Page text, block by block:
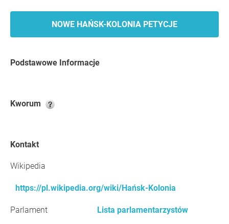
NOWE HAŃSK-KOLONIA PETYCJE
Podstawowe Informacje
Kworum
Kontakt
Wikipedia
https://pl.wikipedia.org/wiki/Hańsk-Kolonia
Parlament Lista parlamentarzystów